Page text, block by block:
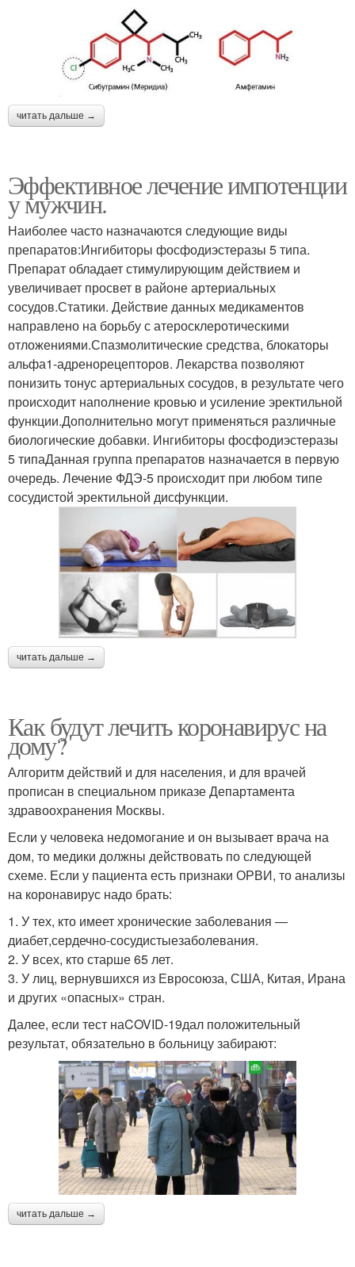
читать дальше →
Эффективное лечение импотенции
у мужчин.
Наиболее часто назначаются следующие виды
препаратов:Ингибиторы фосфодиэстеразы 5 типа.
Препарат обладает стимулирующим действием и
увеличивает просвет в районе артериальных
сосудов.Статики. Действие данных медикаментов
направлено на борьбу с атеросклеротическими
отложениями.Спазмолитические средства, блокаторы
альфа1-адренорецепторов. Лекарства позволяют
понизить тонус артериальных сосудов, в результате чего
происходит наполнение кровью и усиление эректильной
функции.Дополнительно могут применяться различные
биологические добавки. Ингибиторы фосфодиэстеразы
5 типаДанная группа препаратов назначается в первую
очередь. Лечение ФДЭ-5 происходит при любом типе
сосудистой эректильной дисфункции.
читать дальше →
Как будут лечить коронавирус на
дому?
Алгоритм действий и для населения, и для врачей
прописан в специальном приказе Департамента
здравоохранения Москвы.
Если у человека недомогание и он вызывает врача на
дом, то медики должны действовать по следующей
схеме. Если у пациента есть признаки ОРВИ, то анализы
на коронавирус надо брать:
1. У тех, кто имеет хронические заболевания —
диабет,сердечно-сосудистыезаболевания.
2. У всех, кто старше 65 лет.
3. У лиц, вернувшихся из Евросоюза, США, Китая, Ирана
и других «опасных» стран.
Далее, если тест наCOVID-19дал положительный
результат, обязательно в больницу забирают:
читать дальше →